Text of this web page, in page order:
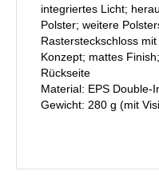
integriertes Licht;
Polster; weitere
Rastersteckschloss
Konzept; mattes
Rückseite
Material: EPS Double-
Gewicht: 280 g (mit